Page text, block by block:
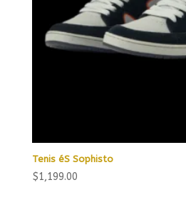
Tenis éS Sophisto
$1,199.00